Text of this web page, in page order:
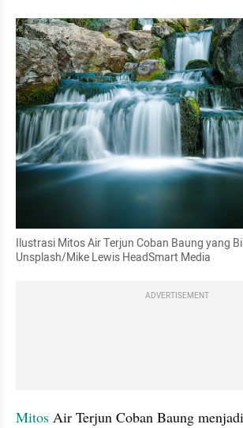
Ilustrasi Mitos Air Terjun Coban Baung yang
Unsplash/Mike Lewis HeadSmart Media
ADVERTISEMENT
Mitos Air Terjun Coban Baung